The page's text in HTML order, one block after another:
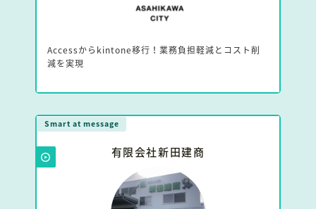
Accessからkintone移行！業務負担軽減とコスト削
減を実現
Smart at message
有限会社新田建商